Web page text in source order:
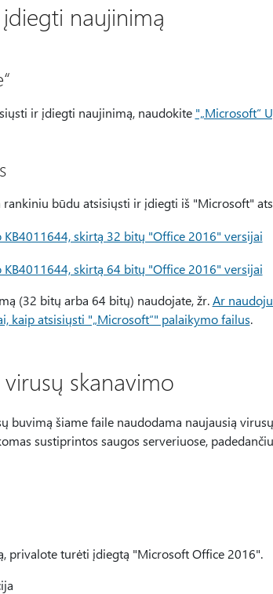
naujinimą
ir įdiegti naujinimą, naudokite "„Microsoft“
būdu atsisiųsti ir įdiegti iš "Microsoft"
skirtą 32 bitų "Office 2016" versijai
skirtą 64 bitų "Office 2016" versijai
(32 bitų arba 64 bitų) naudojate, žr.Ar
kaip atsisiųsti "„Microsoft“" palaikymo failus.
skanavimo
buvimą šiame faile naudodama naujausią
sustiprintos saugos serveriuose,
privalote turėti įdiegtą "Microsoft Office 2016".